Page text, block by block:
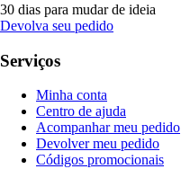
30 dias para mudar de ideia
Devolva seu pedido
Serviços
Minha conta
Centro de ajuda
Acompanhar meu pedido
Devolver meu pedido
Códigos promocionais